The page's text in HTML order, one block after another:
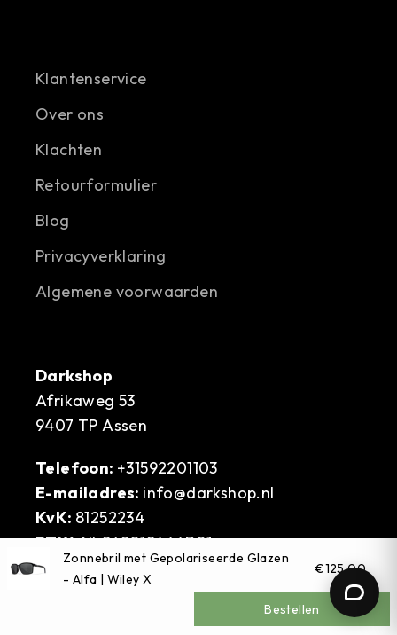
Klantenservice
Over ons
Klachten
Retourformulier
Blog
Privacyverklaring
Algemene voorwaarden
Darkshop
Afrikaweg 53
9407 TP Assen
Telefoon: +31592201103
E-mailadres: info@darkshop.nl
KvK: 81252234
BTW:NL862018444B01
IBAN:NL90 RABO 0368 2218 81
Zonnebril met Gepolariseerde Glazen
- Alfa | Wiley X
€125,00
Bestellen